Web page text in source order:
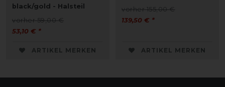
black/gold - Halsteil
vorher 59,00 €
53,10 € *
ARTIKEL MERKEN
vorher 155,00 €
139,50 € *
ARTIKEL MERKEN